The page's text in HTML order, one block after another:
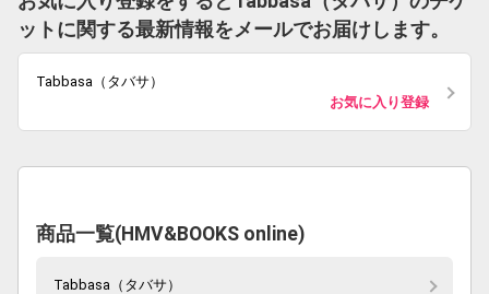
ットに関する最新情報をメールでお届けします。
Tabbasa（タバサ）
お気に入り登録
商品一覧(HMV&BOOKS online)
Tabbasa（タバサ）